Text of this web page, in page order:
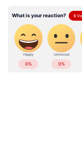
മാത്രമാണ്
പൊലീസ്
ABOUT THE